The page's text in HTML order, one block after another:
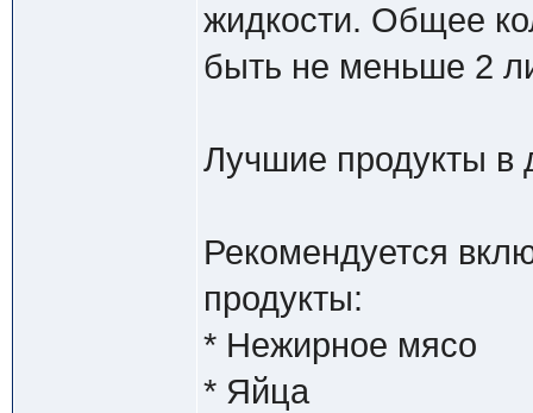
жидкости. Общее
быть не меньше 2
Лучшие продукты в
Рекомендуется
продукты:
* Нежирное мясо
* Яйца